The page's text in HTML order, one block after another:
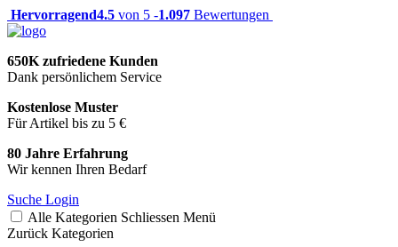
Hervorragend4.5 von 5 -1.097 Bewertungen
650K zufriedene Kunden
Dank persönlichem Service
Kostenlose Muster
Für Artikel bis zu 5 €
80 Jahre Erfahrung
Wir kennen Ihren Bedarf
Suche Login
Alle Kategorien Schliessen Menü
Zurück Kategorien